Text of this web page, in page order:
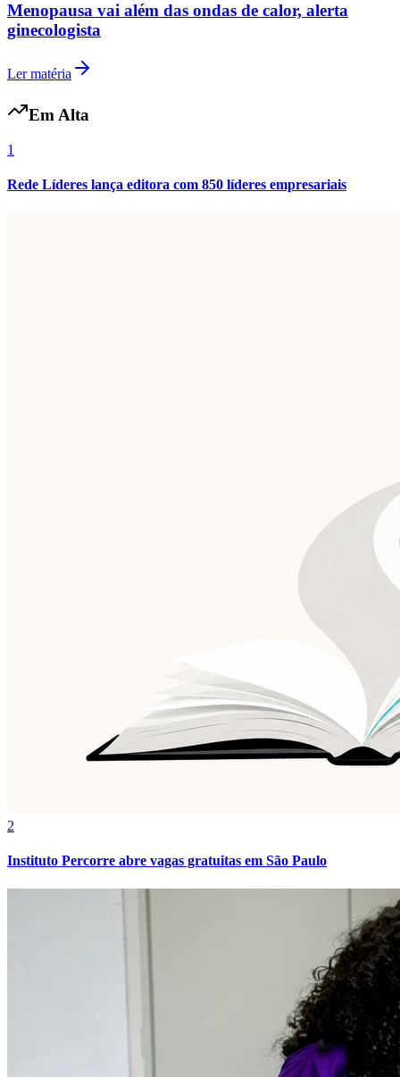
Fortaleza
Menopausa vai além das ondas de calor, alerta
ginecologista
Ler matéria
Em Alta
1
Rede Líderes lança editora com 850 líderes empresariais
2
Instituto Percorre abre vagas gratuitas em São Paulo